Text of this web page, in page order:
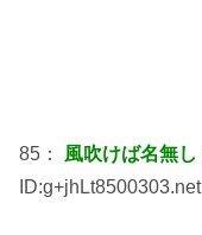
85： 風吹けば名無し
ID:g+jhLt8500303.net